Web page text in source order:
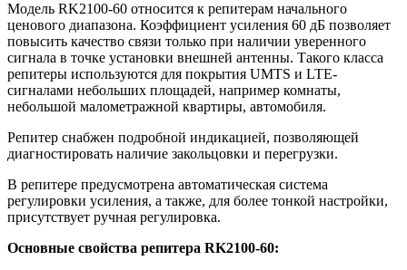
Модель RK2100-60 относится к репитерам начального
ценового диапазона. Коэффициент усиления 60 дБ позволяет
повысить качество связи только при наличии уверенного
сигнала в точке установки внешней антенны. Такого класса
репитеры используются для покрытия UMTS и LTE-
сигналами небольших площадей, например комнаты,
небольшой малометражной квартиры, автомобиля.
Репитер снабжен подробной индикацией, позволяющей
диагностировать наличие закольцовки и перегрузки.
В репитере предусмотрена автоматическая система
регулировки усиления, а также, для более тонкой настройки,
присутствует ручная регулировка.
Основные свойства репитера RK2100-60: